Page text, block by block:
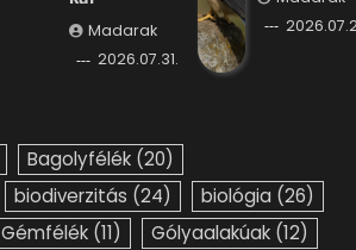
Madarak
2026.07.31.
Bagolyfélék (20)
biodiverzitás (24) biológia (26)
Gémfélék (11) Gólyaalakúak (12)